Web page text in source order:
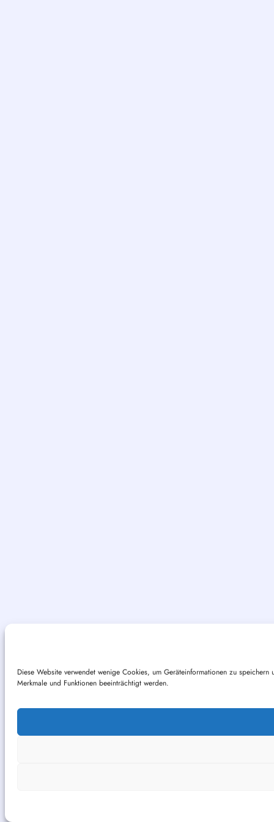
Diese Website verwendet wenige Cookies, um Geräteinformationen zu
Merkmale und Funktionen beeinträchtigt werden.